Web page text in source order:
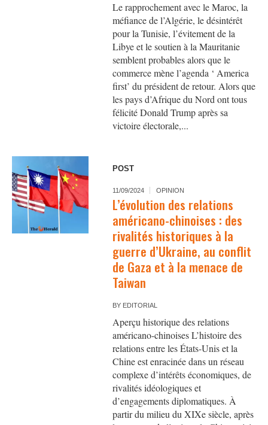
Le rapprochement avec le Maroc, la
méfiance de l’Algérie, le désintérêt
pour la Tunisie, l’évitement de la
Libye et le soutien à la Mauritanie
semblent probables alors que le
commerce mène l’agenda ‘ America
first’ du président de retour. Alors que
les pays d’Afrique du Nord ont tous
félicité Donald Trump après sa
victoire électorale,...
POST
11/09/2024 OPINION
L’évolution des relations
américano-chinoises : des
rivalités historiques à la
guerre d’Ukraine, au conflit
de Gaza et à la menace de
Taiwan
BY EDITORIAL
Aperçu historique des relations
américano-chinoises L’histoire des
relations entre les États-Unis et la
Chine est enracinée dans un réseau
complexe d’intérêts économiques, de
rivalités idéologiques et
d’engagements diplomatiques. À
partir du milieu du XIXe siècle, après